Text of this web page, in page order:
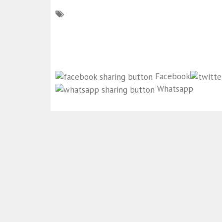
Facebook
Whatsapp